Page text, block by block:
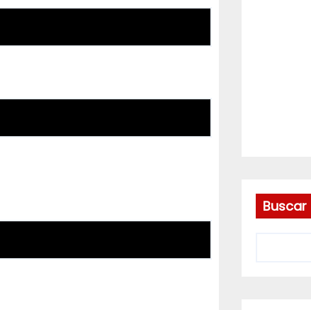
Buscar